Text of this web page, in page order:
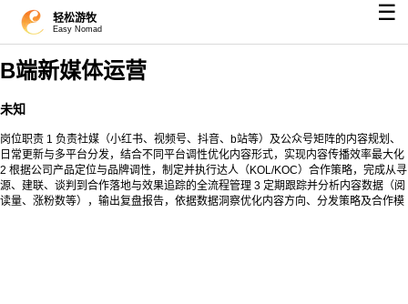
轻松游牧
Easy Nomad
☰
B端新媒体运营
未知
岗位职责 1 负责社媒（小红书、视频号、抖音、b站等）及公众号矩阵的内容规划、
日常更新与多平台分发，结合不同平台调性优化内容形式，实现内容传播效率最大化
2 根据公司产品定位与品牌调性，制定并执行达人（KOL/KOC）合作策略，完成从寻
源、建联、谈判到合作落地与效果追踪的全流程管理 3 定期跟踪并分析内容数据（阅
读量、涨粉数等），输出复盘报告，依据数据洞察优化内容方向、分发策略及合作模